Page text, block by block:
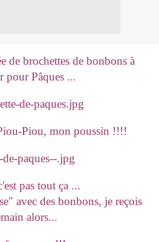
de brochettes de bonbons à
pour Pâques ...
Piou, mon poussin !!!!
pas tout ça ...
avec des bonbons, je reçois
alors...